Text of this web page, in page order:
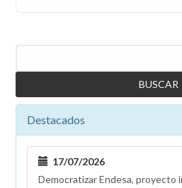
Destacados
17/07/2026
Democratizar Endesa, proyecto